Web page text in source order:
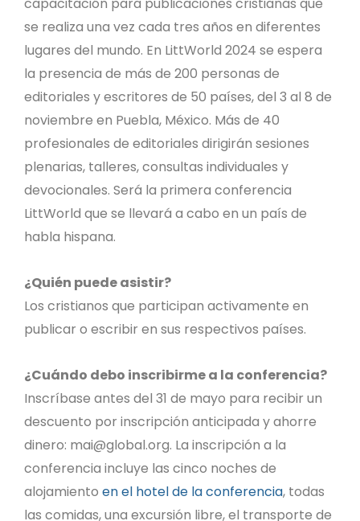
capacitación para publicaciones cristianas que
se realiza una vez cada tres años en diferentes
lugares del mundo. En LittWorld 2024 se espera
la presencia de más de 200 personas de
editoriales y escritores de 50 países, del 3 al 8 de
noviembre en Puebla, México. Más de 40
profesionales de editoriales dirigirán sesiones
plenarias, talleres, consultas individuales y
devocionales. Será la primera conferencia
LittWorld que se llevará a cabo en un país de
habla hispana.
¿Quién puede asistir?
Los cristianos que participan activamente en
publicar o escribir en sus respectivos países.
¿Cuándo debo inscribirme a la conferencia?
Inscríbase antes del 31 de mayo para recibir un
descuento por inscripción anticipada y ahorre
dinero: mai@global.org. La inscripción a la
conferencia incluye las cinco noches de
alojamiento en el hotel de la conferencia, todas
las comidas, una excursión libre, el transporte de